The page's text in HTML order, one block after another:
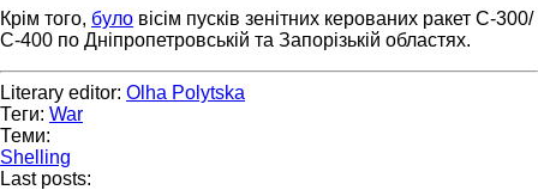
Крім того, було вісім пусків зенітних керованих ракет С-300/
С-400 по Дніпропетровській та Запорізькій областях.
Literary editor: Olha Polytska
Теги: War
Теми:
Shelling
Last posts: